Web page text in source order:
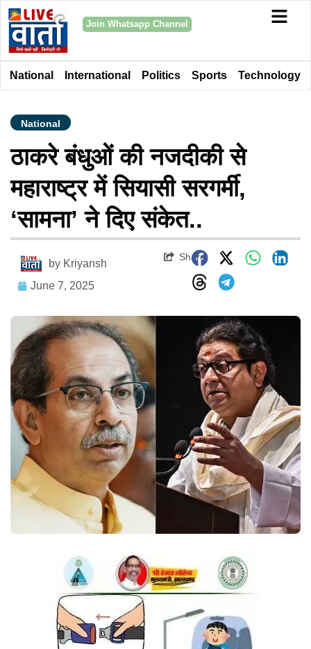
Join Whatsapp Channel
National International Politics Sports Technology
National
ठाकरे बंधुओं की नजदीकी से
महाराष्ट्र में सियासी सरगर्मी,
‘सामना’ ने दिए संकेत..
by Kriyansh
June 7, 2025
Share